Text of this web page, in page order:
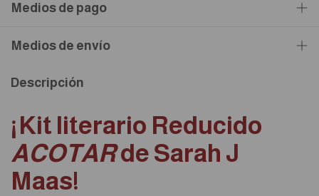
Medios de pago
Medios de envío
Descripción
¡Kit literario Reducido
ACOTARde Sarah J
Maas!